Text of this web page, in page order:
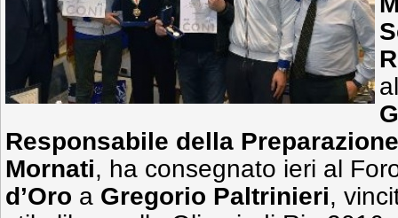
Responsabile della
Mornati, ha consegnato ieri al
d’Oro a Gregorio Paltrinieri,